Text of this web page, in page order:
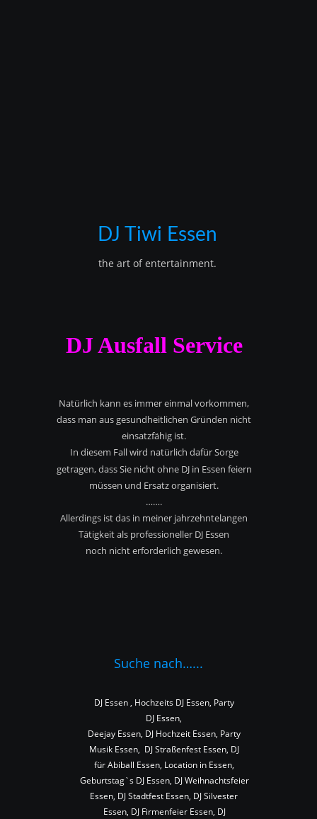
Natürlich kann es immer einmal vorkommen,
dass man aus gesundheitlichen Gründen nicht
einsatzfähig ist.
In diesem Fall wird natürlich dafür Sorge
getragen, dass Sie nicht ohne DJ in Essen feiern
müssen und Ersatz organisiert.
…….
Allerdings ist das in meiner jahrzehntelangen
Tätigkeit als professioneller DJ Essen
noch nicht erforderlich gewesen.
DJ Tiwi Essen
the art of entertainment.
DJ Ausfall Service
Suche nach…...
DJ Essen , Hochzeits DJ Essen, Party
DJ Essen,
Deejay Essen, DJ Hochzeit Essen, Party
Musik Essen,  DJ Straßenfest Essen, DJ
für Abiball Essen, Location in Essen,
Geburtstag`s DJ Essen, DJ Weihnachtsfeier
Essen, DJ Stadtfest Essen, DJ Silvester
Essen, DJ Firmenfeier Essen, DJ